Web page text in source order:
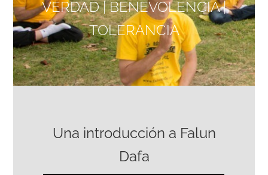
VERDAD | BENEVOLENCIA |
TOLERANCIA
Una introducción a Falun
Dafa